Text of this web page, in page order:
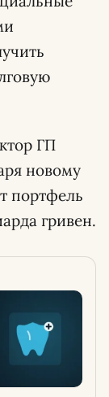
ГП
новому
портфель
гривен.